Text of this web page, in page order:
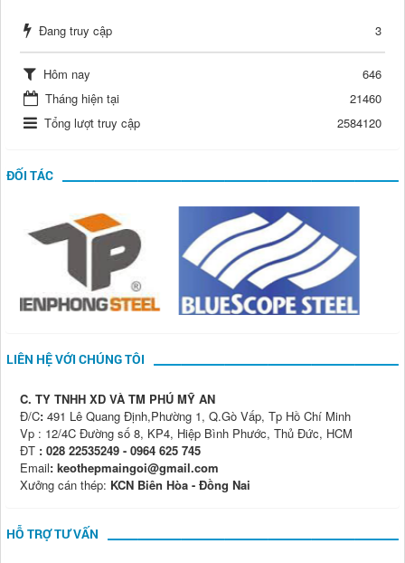
Đang truy cập 3
Hôm nay
646
Tháng hiện tại
21460
Tổng lượt truy cập
2584120
ĐỐI TÁC
LIÊN HỆ VỚI CHÚNG TÔI
C. TY TNHH XD VÀ TM PHÚ MỸ AN
Đ/C: 491 Lê Quang Định,Phường 1, Q.Gò Vấp, Tp Hồ Chí Minh
Vp : 12/4C Đường số 8, KP4, Hiệp Bình Phước, Thủ Đức, HCM
ĐT : 028 22535249 - 0964 625 745
Email: keothepmaingoi@gmail.com
Xưởng cán thép: KCN Biên Hòa - Đồng Nai
HỖ TRỢ TƯ VẤN